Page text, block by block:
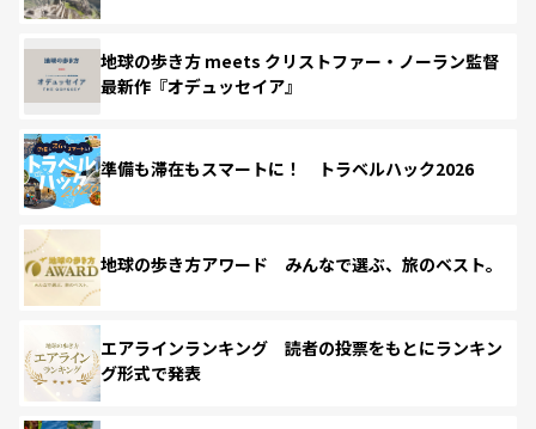
地球の歩き方 meets クリストファー・ノーラン監督
最新作『オデュッセイア』
準備も滞在もスマートに！ トラベルハック2026
地球の歩き方アワード みんなで選ぶ、旅のベスト。
エアラインランキング 読者の投票をもとにランキン
グ形式で発表